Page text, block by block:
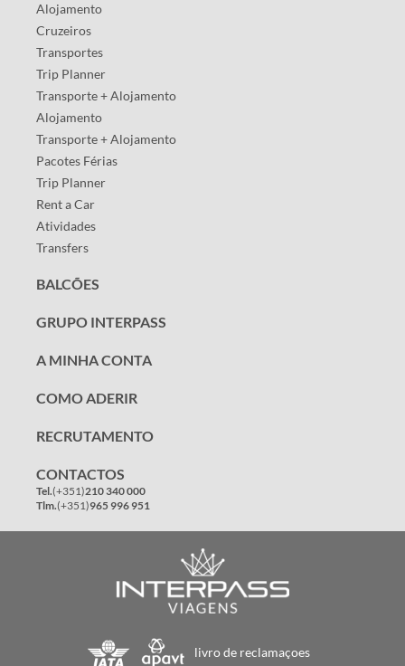
Alojamento
Cruzeiros
Transportes
Trip Planner
Transporte + Alojamento
Alojamento
Transporte + Alojamento
Pacotes Férias
Trip Planner
Rent a Car
Atividades
Transfers
BALCÕES
GRUPO INTERPASS
A MINHA CONTA
COMO ADERIR
RECRUTAMENTO
CONTACTOS
Tel.(+351)210 340 000
Tlm.(+351)965 996 951
livro de reclamaçoes